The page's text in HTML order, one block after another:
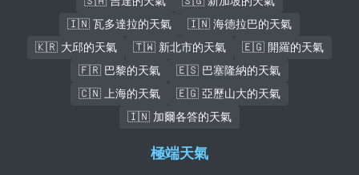
🇮🇳 瓦多達拉的天氣
🇮🇳 海德拉巴的天氣
🇰🇷 大邱的天氣
🇹🇼 新北市的天氣
🇪🇬 開羅的天氣
🇫🇷 巴黎的天氣
🇪🇸 巴塞隆納的天氣
🇨🇳 上海的天氣
🇪🇬 亞歷山大的天氣
🇮🇳 加爾各答的天氣
極端天氣